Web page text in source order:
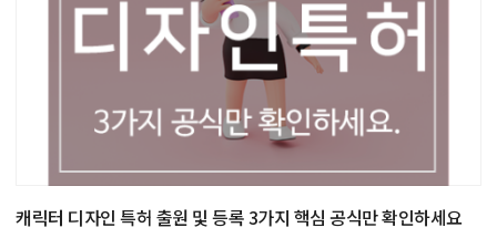
캐릭터 디자인 특허 출원 및 등록 3가지 핵심 공식만 확인하세요